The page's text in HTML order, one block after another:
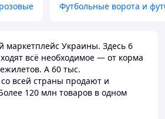
Футбольные ворота и
Украины. Здесь 6
всё необходимое — от корма
А 60 тыс.
всей страны продают и
120 млн товаров в одном